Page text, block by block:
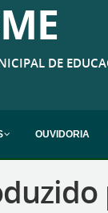
DE
OUVIDORIA